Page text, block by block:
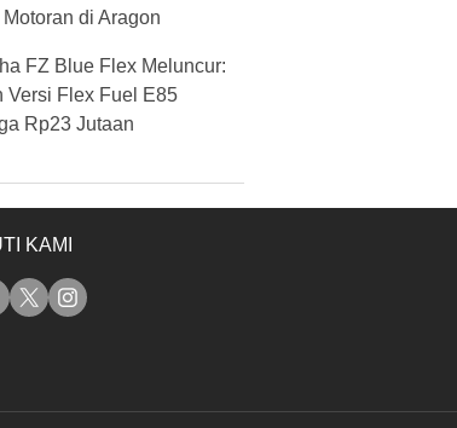
di Aragon
FZ Blue Flex Meluncur:
Versi Flex Fuel E85
Rp23 Jutaan
KAMI